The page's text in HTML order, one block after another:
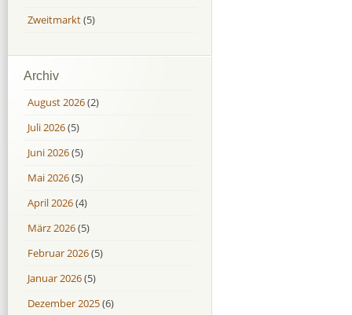
Zweitmarkt(5)
Archiv
August 2026(2)
Juli 2026(5)
Juni 2026(5)
Mai 2026(5)
April 2026(4)
März 2026(5)
Februar 2026(5)
Januar 2026(5)
Dezember 2025(6)